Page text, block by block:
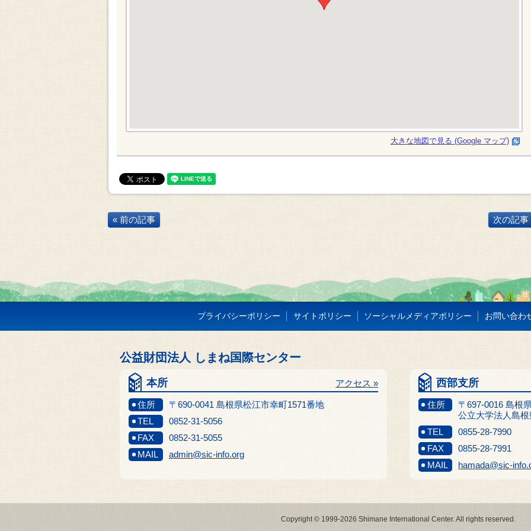
大きな地図で見る (Google マップ)
« 前の記事 次の記事
プライバシーポリシー サイトポリシー ソーシャルメディアポリシー お問い合わ
公益財団法人 しまね国際センター
本所
住所 〒690-0041 島根県松江市幸町1571番地
アクセス »
TEL
0852-31-5056
FAX
0852-31-5055
MAIL
admin@sic-info.org
西部支所
住所
〒697-0016 島根
公立大学法人島
TEL
0855-28-7990
FAX
0855-28-7991
MAIL
hamada@sic-
Copyright © 1999-2026 Shimane International Center. All rights reserved.